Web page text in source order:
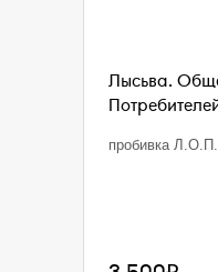
Лысьва.
пробивка Л.О.П.